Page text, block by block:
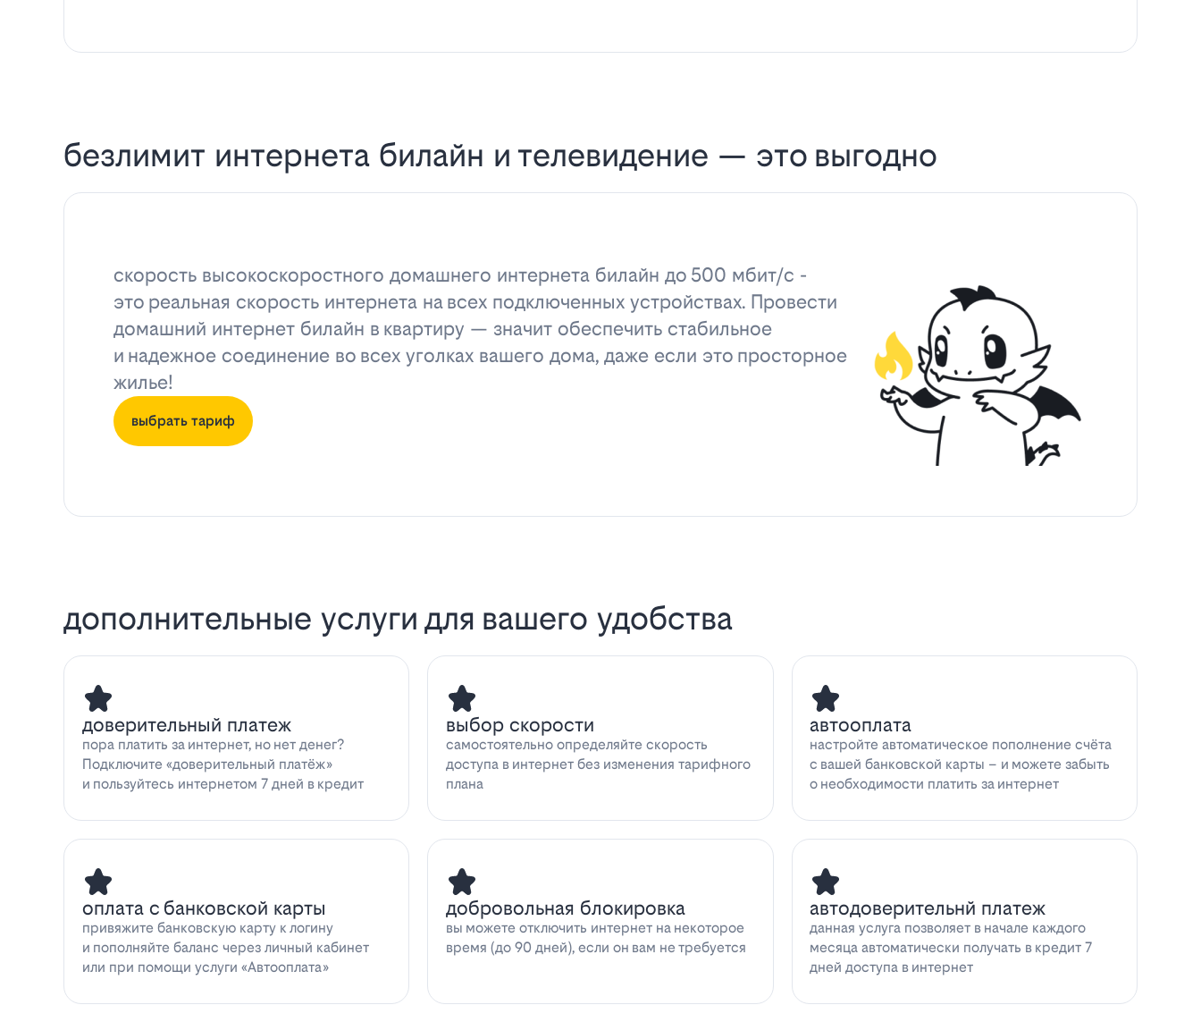
безлимит интернета билайн и телевидение — это выгодно
скорость высокоскоростного домашнего интернета билайн до 500 мбит/с -
это реальная скорость интернета на всех подключенных устройствах. Провести
домашний интернет билайн в квартиру — значит обеспечить стабильное
и надежное соединение во всех уголках вашего дома, даже если это просторное
жилье!
выбрать тариф
дополнительные услуги для вашего удобства
доверительный платеж
пора платить за интернет, но нет денег?
Подключите «доверительный платёж»
и пользуйтесь интернетом 7 дней в кредит
выбор скорости
самостоятельно определяйте скорость
доступа в интернет без изменения тарифного
плана
автооплата
настройте автоматическое пополнение счёта
с вашей банковской карты – и можете забыть
о необходимости платить за интернет
оплата с банковской карты
привяжите банковскую карту к логину
и пополняйте баланс через личный кабинет
или при помощи услуги «Автооплата»
добровольная блокировка
вы можете отключить интернет на некоторое
время (до 90 дней), если он вам не требуется
автодоверительнй платеж
данная услуга позволяет в начале каждого
месяца автоматически получать в кредит 7
дней доступа в интернет